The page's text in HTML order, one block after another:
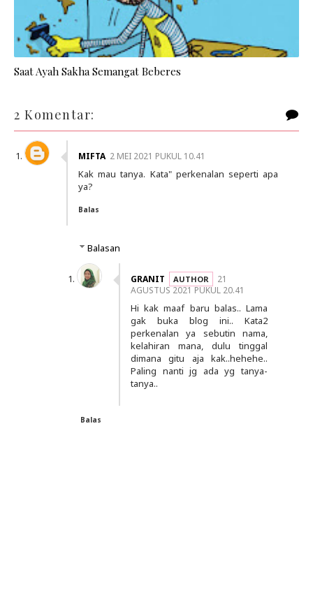
Saat Ayah Sakha Semangat Beberes
2 Komentar:
MIFTA 2 MEI 2021 PUKUL 10.41
Kak mau tanya. Kata" perkenalan seperti apa
ya?
Balas
Balasan
GRANIT
21
AGUSTUS 2021 PUKUL 20.41
Hi kak maaf baru balas.. Lama
gak buka blog ini.. Kata2
perkenalan ya sebutin nama,
kelahiran mana, dulu tinggal
dimana gitu aja kak..hehehe..
Paling nanti jg ada yg tanya-
tanya..
Balas